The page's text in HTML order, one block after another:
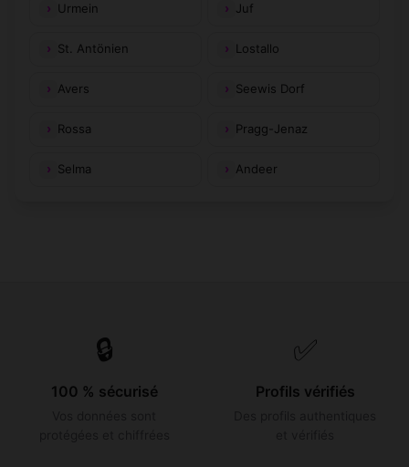
Urmein Juf
St. Antönien Lostallo
Avers Seewis Dorf
Rossa Pragg-Jenaz
Selma Andeer
🔒
100 % sécurisé
✅
Profils vérifiés